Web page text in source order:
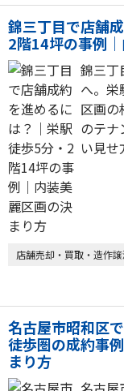
錦三丁目で店舗
2階14坪の事例
錦三丁
へ。栄
区画の
のテナ
い見せ
店舗売却・買取・造作
名古屋市昭和区
徒歩圏の成約事
まり方